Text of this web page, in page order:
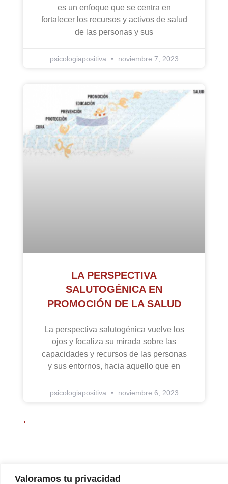
Valoramos tu privacidad
es un enfoque que se centra en
fortalecer los recursos y activos de salud
de las personas y sus
psicologiapositiva noviembre 7, 2023
LA PERSPECTIVA
SALUTOGÉNICA EN
PROMOCIÓN DE LA SALUD
La perspectiva salutogénica vuelve los
ojos y focaliza su mirada sobre las
capacidades y recursos de las personas
y sus entornos, hacia aquello que en
psicologiapositiva noviembre 6, 2023
.